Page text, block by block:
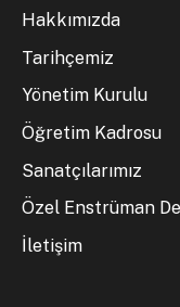
Hakkımızda
Tarihçemiz
Yönetim Kurulu
Öğretim Kadrosu
Sanatçılarımız
Özel Enstrüman
İletişim